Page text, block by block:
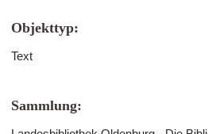
Objekttyp:
Text
Sammlung: